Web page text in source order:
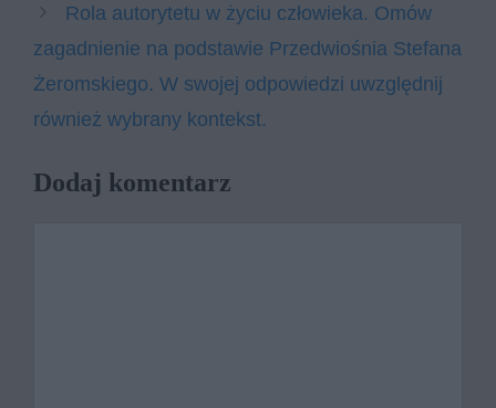
Rola autorytetu w życiu człowieka. Omów
zagadnienie na podstawie Przedwiośnia Stefana
Żeromskiego. W swojej odpowiedzi uwzględnij
również wybrany kontekst.
Dodaj komentarz